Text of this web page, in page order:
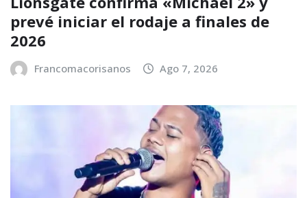
prevé iniciar el rodaje a finales de
2026
Francomacorisanos Ago 7, 2026